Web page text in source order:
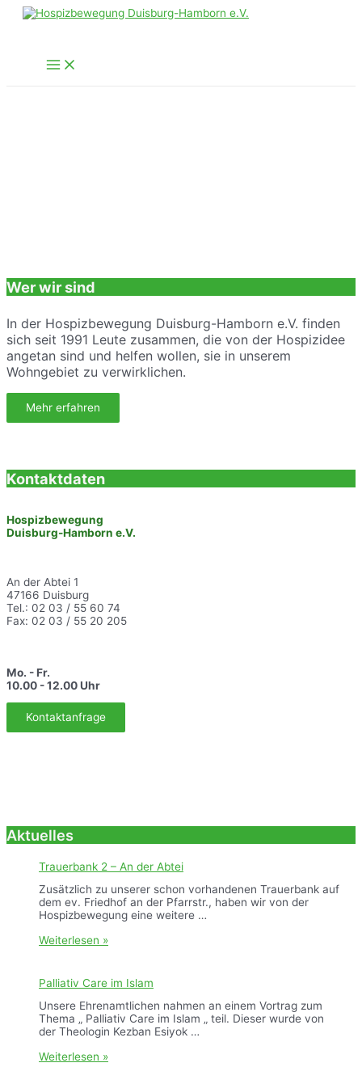
Zum
Main
Menu
Wer wir sind
In der Hospizbewegung Duisburg-Hamborn e.V. finden
sich seit 1991 Leute zusammen, die von der Hospizidee
angetan sind und helfen wollen, sie in unserem
Wohngebiet zu verwirklichen.
Mehr erfahren
Kontaktdaten
Hospizbewegung
Duisburg-Hamborn e.V.
An der Abtei 1
47166 Duisburg
Tel.: 02 03 / 55 60 74
Fax: 02 03 / 55 20 205
Mo. - Fr.
10.00 - 12.00 Uhr
Kontaktanfrage
Aktuelles
Trauerbank 2 – An der Abtei
Zusätzlich zu unserer schon vorhandenen Trauerbank auf
dem ev. Friedhof an der Pfarrstr., haben wir von der
Hospizbewegung eine weitere …
T
u
e
r
b
a
k
Weiterlesen »
Palliativ Care im Islam
Unsere Ehrenamtlichen nahmen an einem Vortrag zum
Thema „ Palliativ Care im Islam „ teil. Dieser wurde von
der Theologin Kezban Esiyok …
P
Weiterlesen »